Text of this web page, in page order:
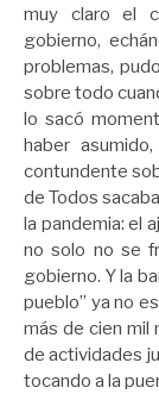
muy claro el
gobierno,
problemas,
sobre todo
lo sacó
haber
contundente
de Todos
la pandemia: el
no solo no se
gobierno. Y la
pueblo” ya no
más de cien mil
de actividades
tocando a la